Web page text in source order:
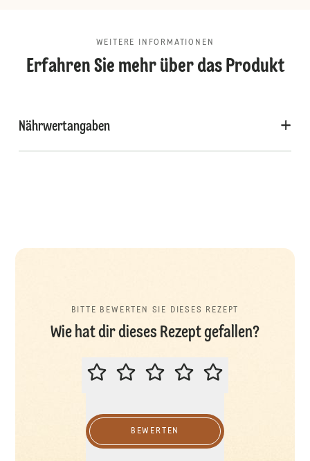
WEITERE INFORMATIONEN
Erfahren Sie mehr über das Produkt
Nährwertangaben
BITTE BEWERTEN SIE DIESES REZEPT
Wie hat dir dieses Rezept gefallen?
BITTE BEWERTEN SIE DIESES
BEWERTEN